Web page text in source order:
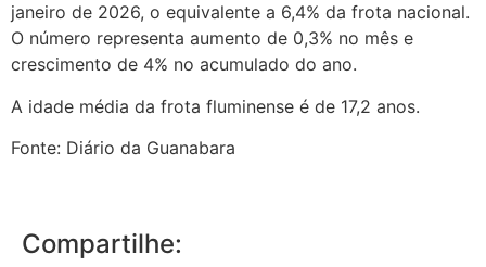
janeiro de 2026, o equivalente a 6,4% da frota nacional.
O número representa aumento de 0,3% no mês e
crescimento de 4% no acumulado do ano.
A idade média da frota fluminense é de 17,2 anos.
Fonte: Diário da Guanabara
Compartilhe: